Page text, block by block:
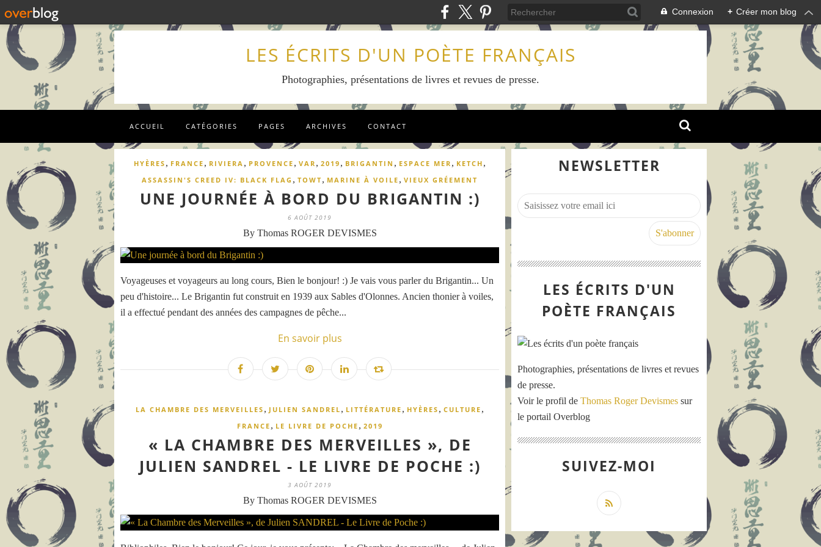
Connexion + Créer mon blog
LES ÉCRITS D'UN POÈTE FRANÇAIS
Photographies, présentations de livres et revues de presse.
ACCUEIL CATÉGORIES PAGES ARCHIVES CONTACT
HYÈRES , FRANCE , RIVIERA , PROVENCE , VAR , 2019 , BRIGANTIN , ESPACE MER , KETCH ,
ASSASSIN'S CREED IV: BLACK FLAG , TOWT, MARINE À VOILE , VIEUX GRÉEMENT
UNE JOURNÉE À BORD DU BRIGANTIN :)
6 AOÛT 2019
By Thomas ROGER DEVISMES
Voyageuses et voyageurs au long cours, Bien le bonjour! :) Je vais vous parler du Brigantin... Un
peu d'histoire... Le Brigantin fut construit en 1939 aux Sables d'Olonnes. Ancien thonier à voiles,
il a effectué pendant des années des campagnes de pêche...
En savoir plus
LA CHAMBRE DES MERVEILLES , JULIEN SANDREL , LITTÉRATURE , HYÈRES , CULTURE ,
FRANCE , LE LIVRE DE POCHE , 2019
« LA CHAMBRE DES MERVEILLES », DE
JULIEN SANDREL - LE LIVRE DE POCHE :)
3 AOÛT 2019
By Thomas ROGER DEVISMES
NEWSLETTER
LES ÉCRITS D'UN
POÈTE FRANÇAIS
Photographies, présentations de livres et revues
de presse.
Voir le profil de Thomas Roger Devismes sur
le portail Overblog
SUIVEZ-MOI